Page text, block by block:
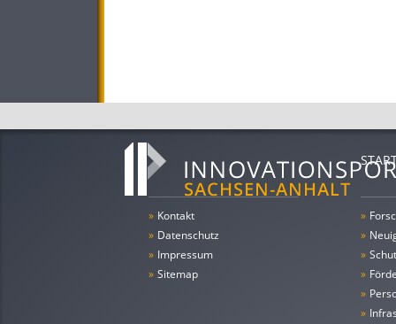
» Kontakt
» Datenschutz
» Impressum
» Sitemap
»
»
»
»
»
»